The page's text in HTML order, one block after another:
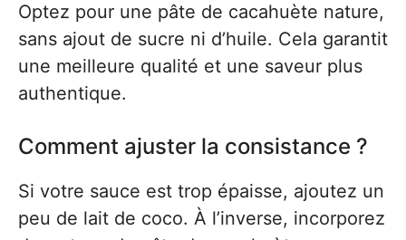
Optez pour une pâte de cacahuète nature,
sans ajout de sucre ni d’huile. Cela garantit
une meilleure qualité et une saveur plus
authentique.
Comment ajuster la consistance ?
Si votre sauce est trop épaisse, ajoutez un
peu de lait de coco. À l’inverse, incorporez